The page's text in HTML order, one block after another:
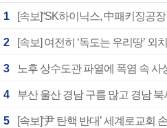
1 [속보]“SK하이닉스, 中패키징공
2
3 노후 상수도관 파열에 폭염 속 사
4
5 [속보]‘尹 탄핵 반대’ 세계로교회